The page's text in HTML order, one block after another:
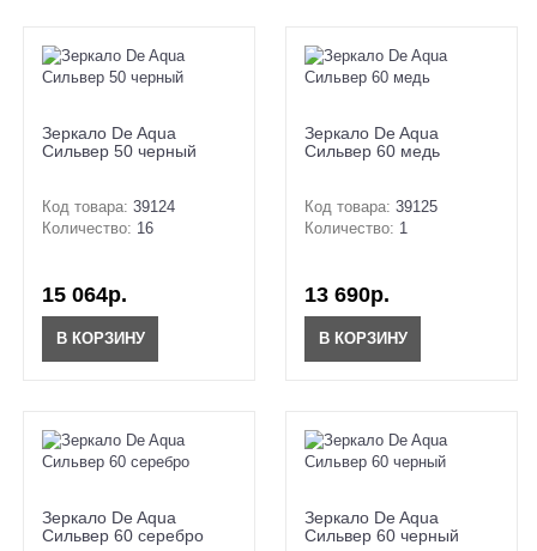
Зеркало De Aqua
Сильвер 50 черный
Код товара: 39124
Количество: 16
15 064р.
В КОРЗИНУ
Зеркало De Aqua
Сильвер 60 медь
Код товара: 39125
Количество: 1
13 690р.
В КОРЗИНУ
Зеркало De Aqua
Сильвер 60 серебро
Зеркало De Aqua
Сильвер 60 черный